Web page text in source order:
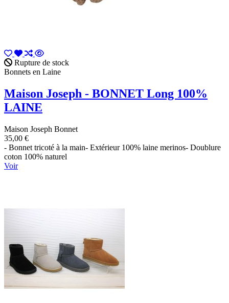
Rupture de stock
Bonnets en Laine
Maison Joseph - BONNET Long 100%
LAINE
Maison Joseph Bonnet
35,00 €
- Bonnet tricoté à la main- Extérieur 100% laine merinos- Doublure
coton 100% naturel
Voir